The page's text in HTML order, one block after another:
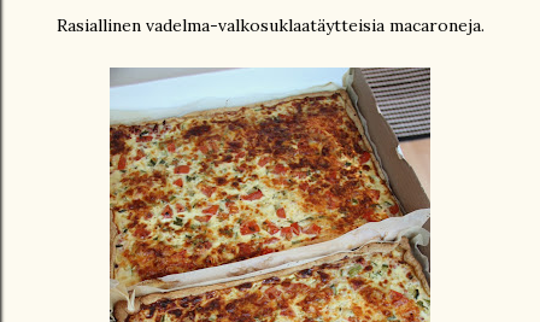
Rasiallinen vadelma-valkosuklaatäytteisia macaroneja.